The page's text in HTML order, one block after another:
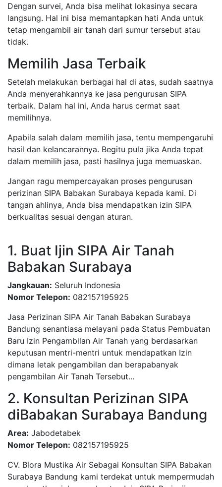
Dengan survei, Anda bisa melihat lokasinya secara
langsung. Hal ini bisa memantapkan hati Anda untuk
tetap mengambil air tanah dari sumur tersebut atau
tidak.
Memilih Jasa Terbaik
Setelah melakukan berbagai hal di atas, sudah saatnya
Anda menyerahkannya ke jasa pengurusan SIPA
terbaik. Dalam hal ini, Anda harus cermat saat
memilihnya.
Apabila salah dalam memilih jasa, tentu mempengaruhi
hasil dan kelancarannya. Begitu pula jika Anda tepat
dalam memilih jasa, pasti hasilnya juga memuaskan.
Jangan ragu mempercayakan proses pengurusan
perizinan SIPA Babakan Surabaya kepada kami. Di
tangan ahlinya, Anda bisa mendapatkan izin SIPA
berkualitas sesuai dengan aturan.
1. Buat Ijin SIPA Air Tanah
Babakan Surabaya
Jangkauan: Seluruh Indonesia
Nomor Telepon: 082157195925
Jasa Perizinan SIPA Air Tanah Babakan Surabaya
Bandung senantiasa melayani pada Status Pembuatan
Baru Izin Pengambilan Air Tanah yang berdasarkan
keputusan mentri-mentri untuk mendapatkan Izin
dimana letak pengambilan dan berapabanyak
pengambilan Air Tanah Tersebut...
2. Konsultan Perizinan SIPA
diBabakan Surabaya Bandung
Area: Jabodetabek
Nomor Telepon: 082157195925
CV. Blora Mustika Air Sebagai Konsultan SIPA Babakan
Surabaya Bandung kami terdekat untuk mempermudah